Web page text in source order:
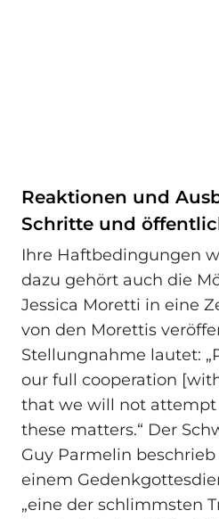
Reaktionen und
Schritte und
Ihre Haftbedingungen
dazu gehört auch die
Jessica Moretti in eine
von den Morettis
Stellungnahme lautet:
our full cooperation
that we will not attempt
these matters.“ Der
Guy Parmelin
einem
„eine der schlimmsten